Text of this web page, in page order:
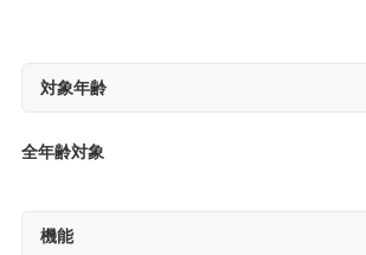
対象年齢
全年齢対象
機能